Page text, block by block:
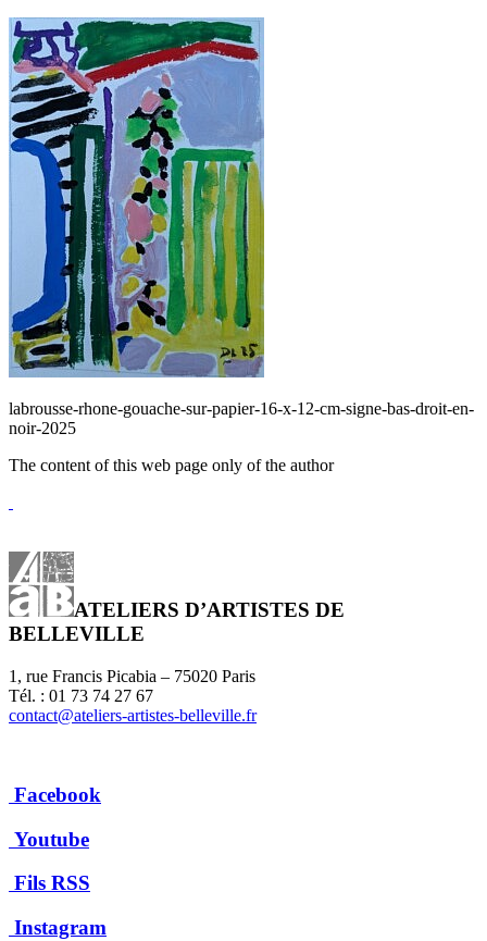
labrousse-rhone-gouache-sur-papier-16-x-12-cm-signe-bas-droit-en-
noir-2025
The content of this web page only of the author
ATELIERS D’ARTISTES DE
BELLEVILLE
1, rue Francis Picabia – 75020 Paris
Tél. : 01 73 74 27 67
contact@ateliers-artistes-belleville.fr
Facebook
Youtube
Fils RSS
Instagram